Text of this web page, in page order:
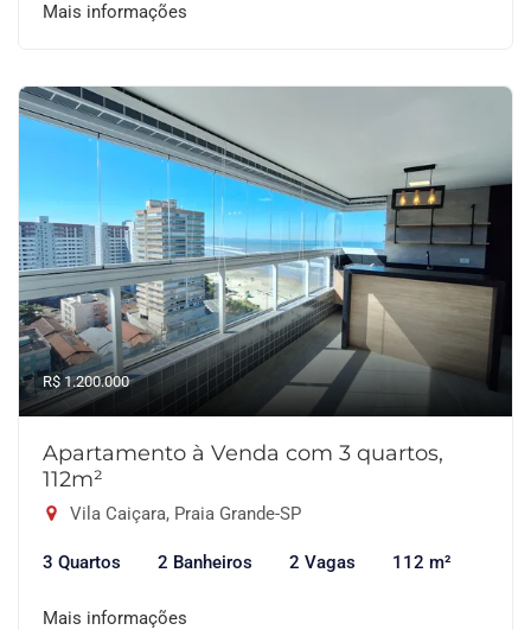
Mais informações
R$ 1.200.000
Apartamento à Venda com 3 quartos,
112m²
Vila Caiçara, Praia Grande-SP
3 Quartos 2 Banheiros 2 Vagas 112 m²
Mais informações